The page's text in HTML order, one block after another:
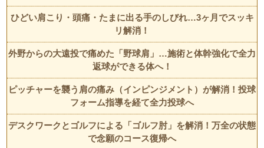
ひどい肩こり・頭痛・たまに出る手のしびれ…3ヶ月でスッキ
リ解消！
外野からの大遠投で痛めた「野球肩」…施術と体幹強化で全力
返球ができる体へ！
ピッチャーを襲う肩の痛み（インピンジメント）が解消！投球
フォーム指導を経て全力投球へ
デスクワークとゴルフによる「ゴルフ肘」を解消！万全の状態
で念願のコース復帰へ